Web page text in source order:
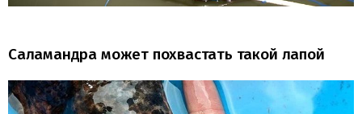
Саламандра может похвастать такой лапой